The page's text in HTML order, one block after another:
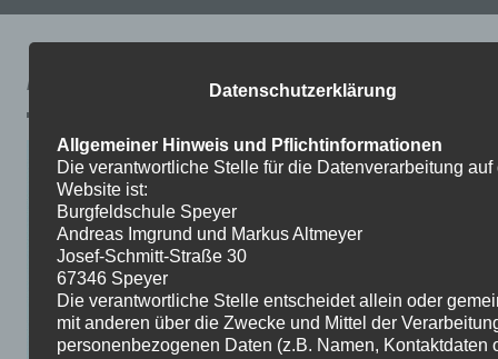
ANTONCODES-FÜR-ZUHAUSE-1
Datenschutzerklärung
Allgemeiner Hinweis und Pflichtinformationen
Die verantwortliche Stelle für die Datenverarbeitung auf
Website ist:
Burgfeldschule Speyer
Andreas Imgrund und Markus Altmeyer
Josef-Schmitt-Straße 30
67346 Speyer
Die verantwortliche Stelle entscheidet allein oder
mit anderen über die Zwecke und Mittel der
personenbezogenen Daten (z.B. Namen, Kontaktdaten